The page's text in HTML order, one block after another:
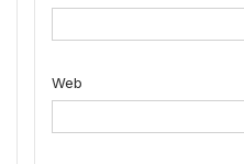
Web